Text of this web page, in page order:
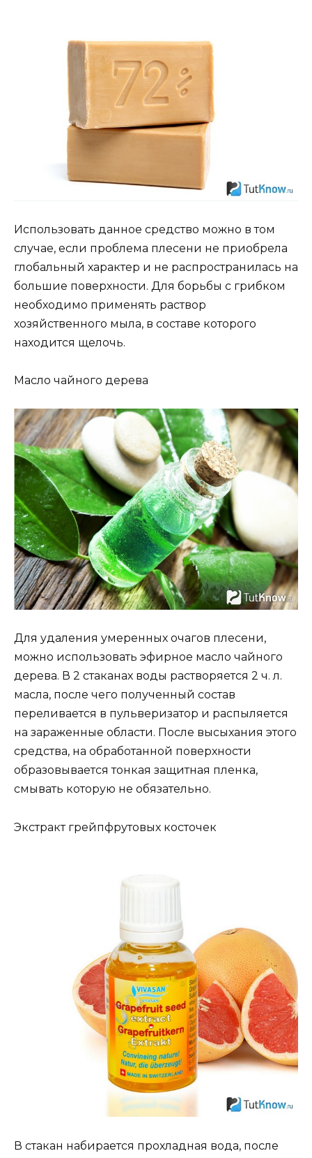
Использовать данное средство можно в том
случае, если проблема плесени не приобрела
глобальный характер и не распространилась на
большие поверхности. Для борьбы с грибком
необходимо применять раствор
хозяйственного мыла, в составе которого
находится щелочь.
Масло чайного дерева
Для удаления умеренных очагов плесени,
можно использовать эфирное масло чайного
дерева. В 2 стаканах воды растворяется 2 ч. л.
масла, после чего полученный состав
переливается в пульверизатор и распыляется
на зараженные области. После высыхания этого
средства, на обработанной поверхности
образовывается тонкая защитная пленка,
смывать которую не обязательно.
Экстракт грейпфрутовых косточек
В стакан набирается прохладная вода, после